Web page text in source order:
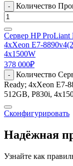
- Количество
Сервер HP
4xXeon E7-
4x1500W
378 000₽
-
Количество
Ready; 4xXeon E7-
512GB, P830i,
Сконфигурировать
Надёжная
Узнайте как